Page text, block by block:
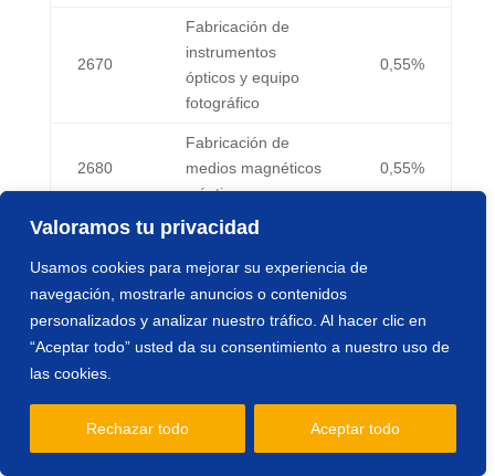
Valoramos tu privacidad
Usamos cookies para mejorar su experiencia de
navegación, mostrarle anuncios o contenidos
personalizados y analizar nuestro tráfico. Al hacer clic en
“Aceptar todo” usted da su consentimiento a nuestro uso de
las cookies.
Rechazar todo Aceptar todo
2670
Fabricación de
instrumentos
ópticos y equipo
fotográfico
0,55%
2680
Fabricación de
medios magnéticos
y ópticos
0,55%
Fabricación de
motores,
2712
distribución y
control de energía
0,55%